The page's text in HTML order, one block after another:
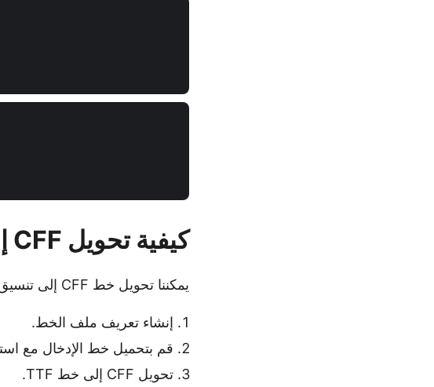
كيفية تحويل CFF إلى TTF في Java
يمكننا تحويل خط CFF إلى تنسيق TTF من خلال الخطوات التالية:
إنشاء تعريف ملف الخط.
قم بتحميل خط الإدخال مع
تحويل CFF إلى خط TTF.